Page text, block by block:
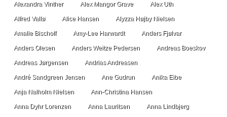
Alexandra Vinther Alex Mangor Grave Alex Uth
Alfred Vallø Alice Hansen Alyzza Højby Nielsen
Amalie Bischoff Amy-Lee Harwardt Anders Fjølvar
Anders Olesen Anders Weitze Pedersen Andreas Boeskov
Andreas Jørgensen Andrias Andreasen
André Sandgreen Jensen Ane Gudrun Anika Eibe
Anja Nalholm Nielsen Ann-Christina Hansen
Anna Dyhr Lorenzen Anna Lauritsen Anna Lindbjerg